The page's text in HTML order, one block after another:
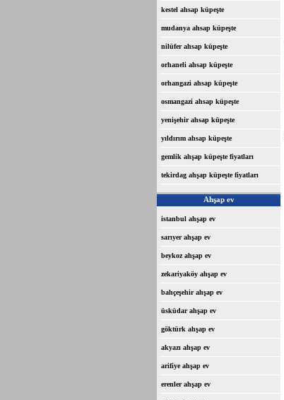
kestel ahsap küpeşte
mudanya ahsap küpeşte
nilüfer ahsap küpeşte
orhaneli ahsap küpeşte
orhangazi ahsap küpeşte
osmangazi ahsap küpeşte
yenişehir ahsap küpeşte
yıldırım ahsap küpeşte
gemlik ahşap küpeşte fiyatları
tekirdag ahşap küpeşte fiyatları
Ahşap ev
istanbul ahşap ev
sarıyer ahşap ev
beykoz ahşap ev
zekariyaköy ahşap ev
bahçeşehir ahşap ev
üsküdar ahşap ev
göktürk ahşap ev
akyazı ahşap ev
arifiye ahşap ev
erenler ahşap ev